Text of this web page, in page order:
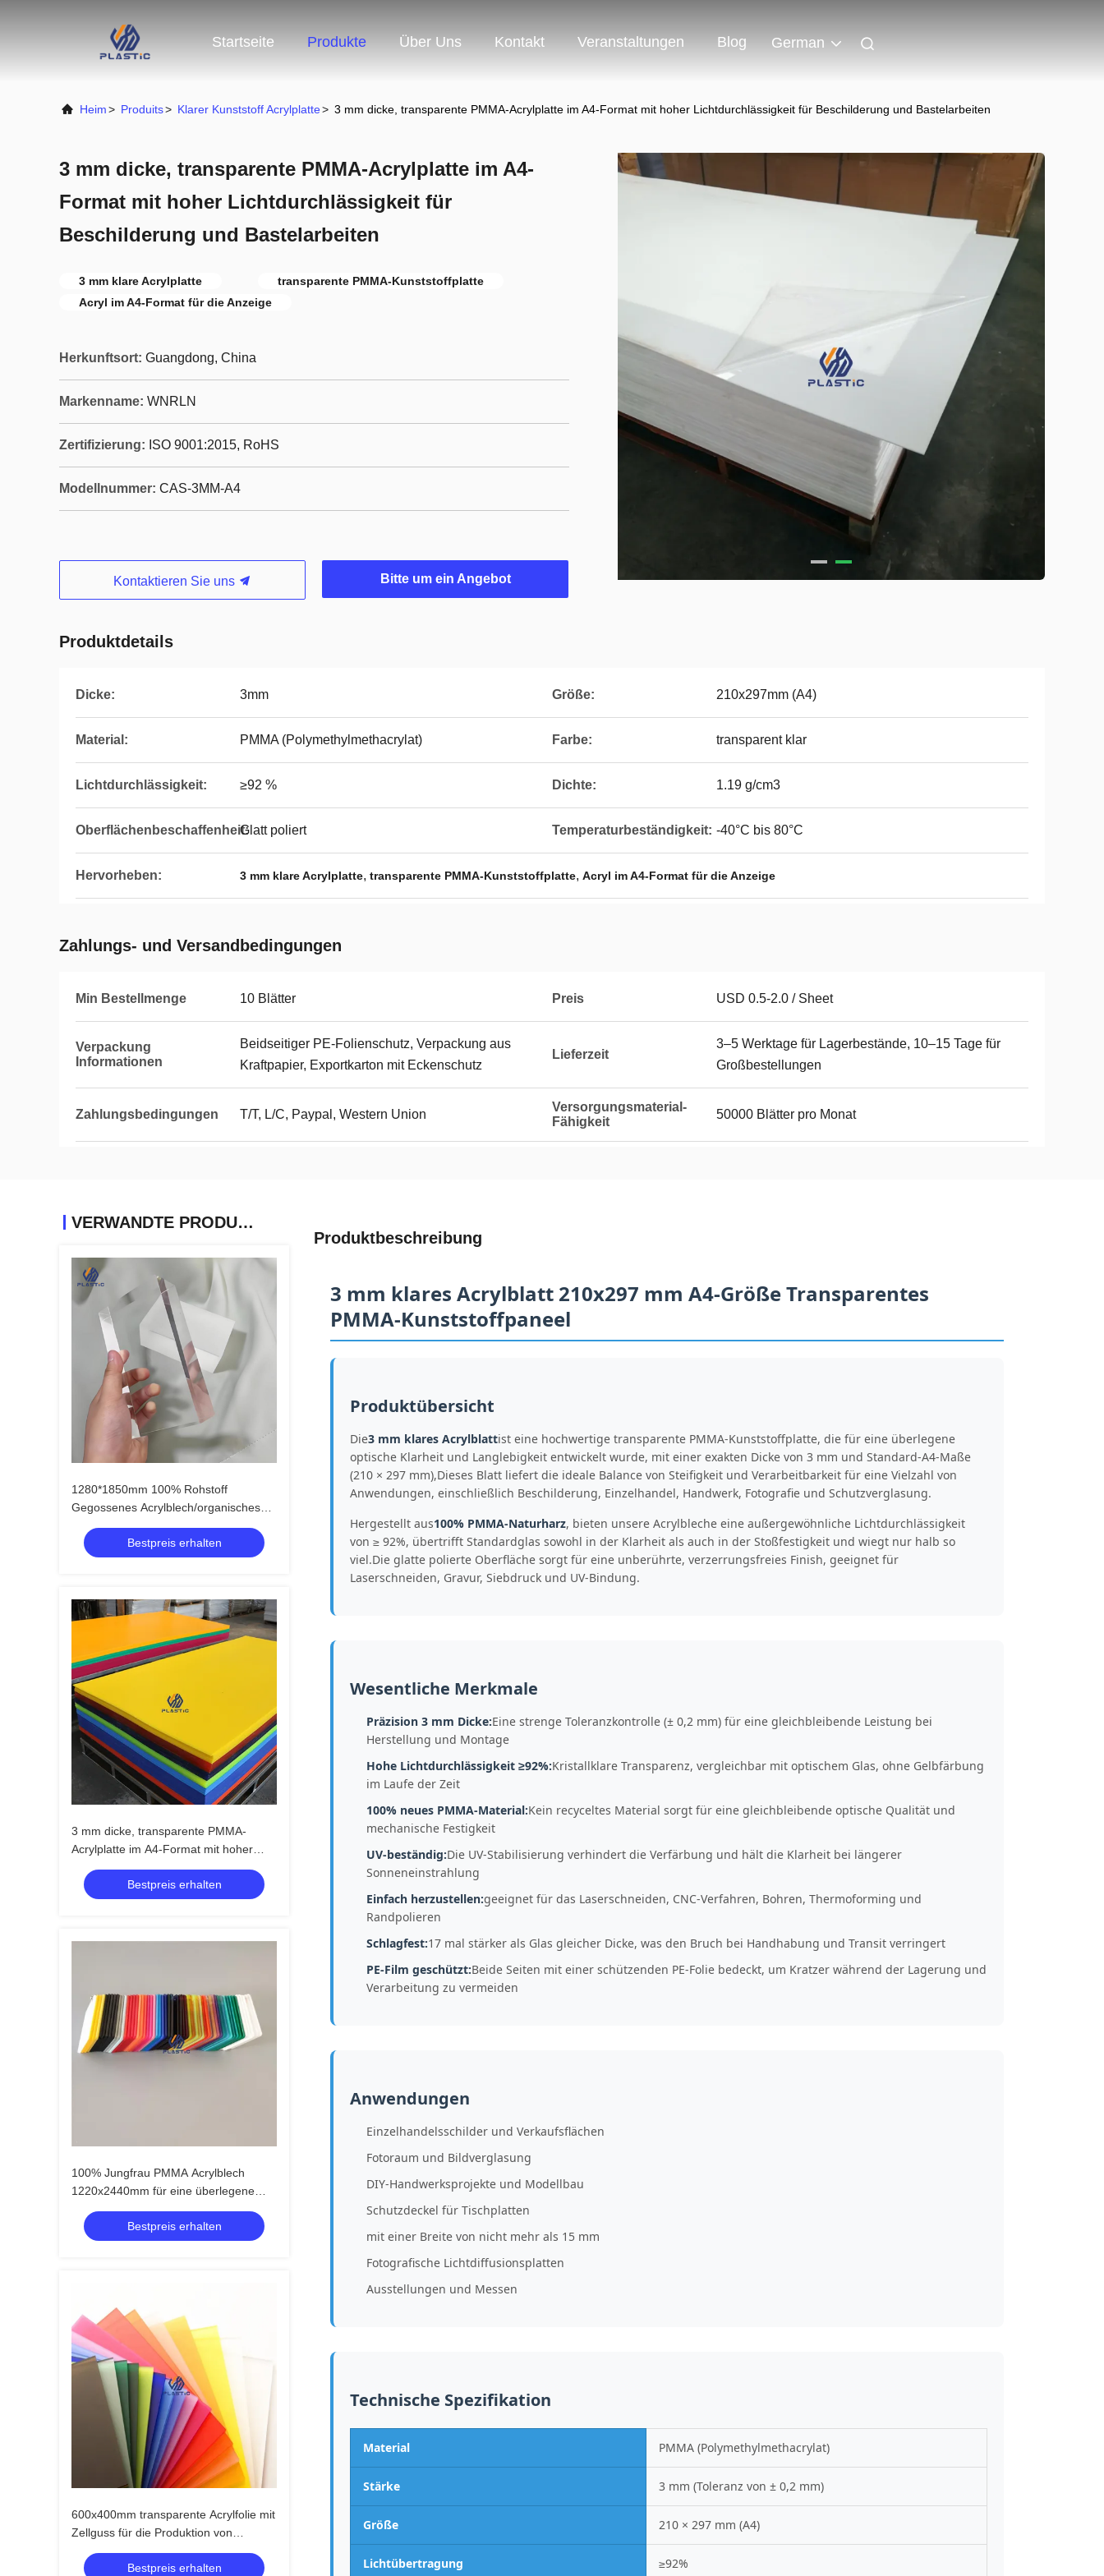
Startseite Produkte Über Uns Kontakt Veranstaltungen Blog German
Heim> Produits> Klarer Kunststoff Acrylplatte> 3 mm dicke, transparente PMMA-Acrylplatte im A4-Format mit hoher Lichtdurchlässigkeit für Beschilderung und Bastelarbeiten
3 mm dicke, transparente PMMA-Acrylplatte im A4-
Format mit hoher Lichtdurchlässigkeit für
Beschilderung und Bastelarbeiten
3 mm klare Acrylplatte
transparente PMMA-Kunststoffplatte
Acryl im A4-Format für die Anzeige
Herkunftsort: Guangdong, China
Markenname: WNRLN
Zertifizierung: ISO 9001:2015, RoHS
Modellnummer: CAS-3MM-A4
Kontaktieren Sie uns Bitte um ein Angebot
Produktdetails
Dicke: 3mm Größe: 210x297mm (A4)
Material: PMMA (Polymethylmethacrylat) Farbe: transparent klar
Lichtdurchlässigkeit: ≥92 % Dichte: 1.19 g/cm3
Oberflächenbeschaffenheit:Glatt poliert Temperaturbeständigkeit: -40°C bis 80°C
Hervorheben: 3 mm klare Acrylplatte, transparente PMMA-Kunststoffplatte, Acryl im A4-Format für die Anzeige
Zahlungs- und Versandbedingungen
Min Bestellmenge 10 Blätter Preis USD 0.5-2.0 / Sheet
Verpackung
Informationen
Beidseitiger PE-Folienschutz, Verpackung aus
Kraftpapier, Exportkarton mit Eckenschutz
Lieferzeit
3–5 Werktage für Lagerbestände, 10–15 Tage für
Großbestellungen
Zahlungsbedingungen T/T, L/C, Paypal, Western Union
Versorgungsmaterial-
Fähigkeit
50000 Blätter pro Monat
VERWANDTE PRODUKTE
1280*1850mm 100% Rohstoff
Gegossenes Acrylblech/organisches
Glasblech 1250*2450mm
Bestpreis erhalten
3 mm dicke, transparente PMMA-
Acrylplatte im A4-Format mit hoher
Lichtdurchlässigkeit für Beschilderung
und BastelarbeitenBestpreis erhalten
100% Jungfrau PMMA Acrylblech
1220x2440mm für eine überlegene
Laserschneidleistung
Bestpreis erhalten
600x400mm transparente Acrylfolie mit
Zellguss für die Produktion von
Displays für den Einzelhandel
Bestpreis erhalten
Produktbeschreibung
3 mm klares Acrylblatt 210x297 mm A4-Größe Transparentes
PMMA-Kunststoffpaneel
Produktübersicht
Die3 mm klares Acrylblattist eine hochwertige transparente PMMA-Kunststoffplatte, die für eine überlegene
optische Klarheit und Langlebigkeit entwickelt wurde, mit einer exakten Dicke von 3 mm und Standard-A4-Maße
(210 × 297 mm),Dieses Blatt liefert die ideale Balance von Steifigkeit und Verarbeitbarkeit für eine Vielzahl von
Anwendungen, einschließlich Beschilderung, Einzelhandel, Handwerk, Fotografie und Schutzverglasung.
Hergestellt aus100% PMMA-Naturharz, bieten unsere Acrylbleche eine außergewöhnliche Lichtdurchlässigkeit
von ≥ 92%, übertrifft Standardglas sowohl in der Klarheit als auch in der Stoßfestigkeit und wiegt nur halb so
viel.Die glatte polierte Oberfläche sorgt für eine unberührte, verzerrungsfreies Finish, geeignet für
Laserschneiden, Gravur, Siebdruck und UV-Bindung.
Wesentliche Merkmale
Präzision 3 mm Dicke:Eine strenge Toleranzkontrolle (± 0,2 mm) für eine gleichbleibende Leistung bei
Herstellung und Montage
Hohe Lichtdurchlässigkeit ≥92%:Kristallklare Transparenz, vergleichbar mit optischem Glas, ohne Gelbfärbung
im Laufe der Zeit
100% neues PMMA-Material:Kein recyceltes Material sorgt für eine gleichbleibende optische Qualität und
mechanische Festigkeit
UV-beständig:Die UV-Stabilisierung verhindert die Verfärbung und hält die Klarheit bei längerer
Sonneneinstrahlung
Einfach herzustellen:geeignet für das Laserschneiden, CNC-Verfahren, Bohren, Thermoforming und
Randpolieren
Schlagfest:17 mal stärker als Glas gleicher Dicke, was den Bruch bei Handhabung und Transit verringert
PE-Film geschützt:Beide Seiten mit einer schützenden PE-Folie bedeckt, um Kratzer während der Lagerung und
Verarbeitung zu vermeiden
Anwendungen
Einzelhandelsschilder und Verkaufsflächen
Fotoraum und Bildverglasung
DIY-Handwerksprojekte und Modellbau
Schutzdeckel für Tischplatten
mit einer Breite von nicht mehr als 15 mm
Fotografische Lichtdiffusionsplatten
Ausstellungen und Messen
Technische Spezifikation
Material PMMA (Polymethylmethacrylat)
Stärke 3 mm (Toleranz von ± 0,2 mm)
Größe 210 × 297 mm (A4)
Lichtübertragung ≥92%